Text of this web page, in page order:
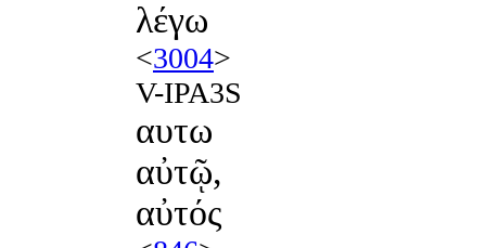
λέγω
<3004>
V-IPA3S
αυτω
αὐτῷ,
αὐτός